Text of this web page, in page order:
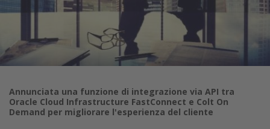
Annunciata una funzione di integrazione via API tra
Oracle Cloud Infrastructure FastConnect e Colt On
Demand per migliorare l'esperienza del cliente